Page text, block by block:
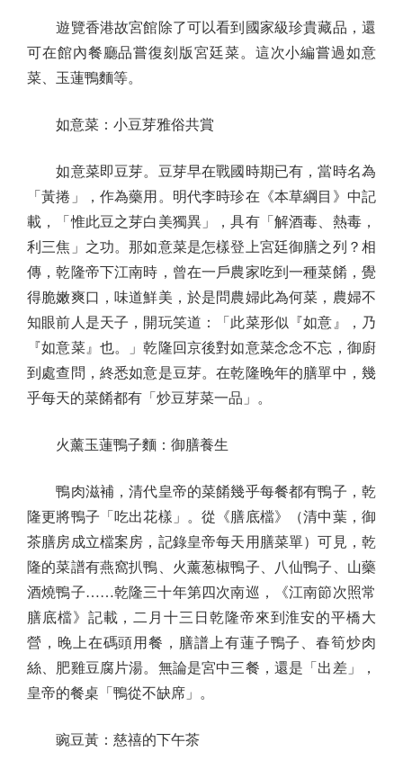
遊覽香港故宮館除了可以看到國家級珍貴藏品，還
可在館內餐廳品嘗復刻版宮廷菜。這次小編嘗過如意
菜、玉蓮鴨麵等。
如意菜：小豆芽雅俗共賞
如意菜即豆芽。豆芽早在戰國時期已有，當時名為
「黃捲」，作為藥用。明代李時珍在《本草綱目》中記
載，「惟此豆之芽白美獨異」，具有「解酒毒、熱毒，
利三焦」之功。那如意菜是怎樣登上宮廷御膳之列？相
傳，乾隆帝下江南時，曾在一戶農家吃到一種菜餚，覺
得脆嫩爽口，味道鮮美，於是問農婦此為何菜，農婦不
知眼前人是天子，開玩笑道：「此菜形似『如意』，乃
『如意菜』也。」乾隆回京後對如意菜念念不忘，御廚
到處查問，終悉如意是豆芽。在乾隆晚年的膳單中，幾
乎每天的菜餚都有「炒豆芽菜一品」。
火薰玉蓮鴨子麵：御膳養生
鴨肉滋補，清代皇帝的菜餚幾乎每餐都有鴨子，乾
隆更將鴨子「吃出花樣」。從《膳底檔》（清中葉，御
茶膳房成立檔案房，記錄皇帝每天用膳菜單）可見，乾
隆的菜譜有燕窩扒鴨、火薰葱椒鴨子、八仙鴨子、山藥
酒燒鴨子……乾隆三十年第四次南巡，《江南節次照常
膳底檔》記載，二月十三日乾隆帝來到淮安的平橋大
營，晚上在碼頭用餐，膳譜上有蓮子鴨子、春筍炒肉
絲、肥雞豆腐片湯。無論是宮中三餐，還是「出差」，
皇帝的餐桌「鴨從不缺席」。
豌豆黃：慈禧的下午茶